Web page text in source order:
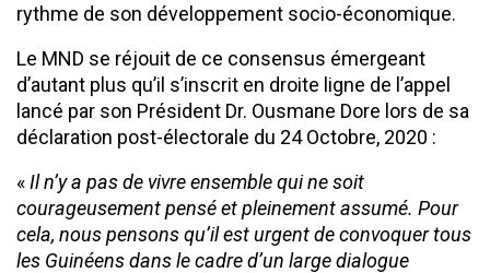
rythme de son développement socio-économique.
Le MND se réjouit de ce consensus émergeant
d’autant plus qu’il s’inscrit en droite ligne de l’appel
lancé par son Président Dr. Ousmane Dore lors de sa
déclaration post-électorale du 24 Octobre, 2020 :
«Il n’y a pas de vivre ensemble qui ne soit
courageusement pensé et pleinement assumé. Pour
cela, nous pensons qu’il est urgent de convoquer tous
les Guinéens dans le cadre d’un large dialogue